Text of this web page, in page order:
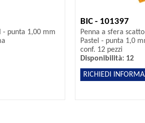
- punta 1,00 mm
BIC - 101397
Penna a sfera
Pastel - punta 1,0
conf. 12 pezzi
Disponibilità: 12
RICHIEDI